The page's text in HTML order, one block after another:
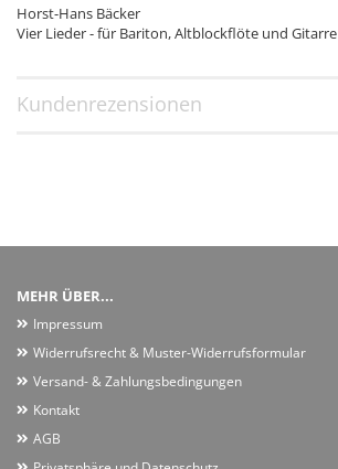
Horst-Hans Bäcker
Vier Lieder - für Bariton, Altblockflöte und Gitarre
Kundenrezensionen
MEHR ÜBER...
Impressum
Widerrufsrecht & Muster-Widerrufsformular
Versand- & Zahlungsbedingungen
Kontakt
AGB